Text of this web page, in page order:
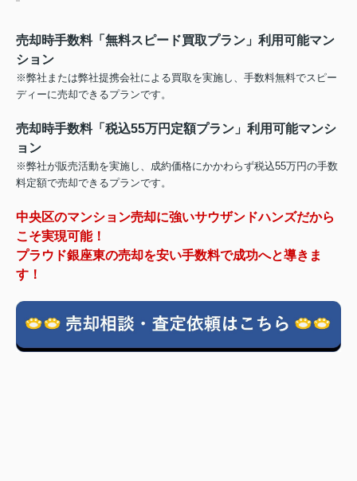
売却時手数料「無料スピード買取プラン」利用可能マン
ション
※弊社または弊社提携会社による買取を実施し、手数料無料でスピー
ディーに売却できるプランです。
売却時手数料「税込55万円定額プラン」利用可能マンシ
ョン
※弊社が販売活動を実施し、成約価格にかかわらず税込55万円の手数
料定額で売却できるプランです。
中央区のマンション売却に強いサウザンドハンズだから
こそ実現可能！
プラウド銀座東の売却を安い手数料で成功へと導きま
す！